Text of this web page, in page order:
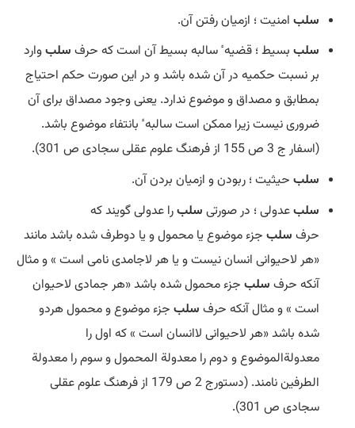
سلب امنیت ؛ ازمیان رفتن آن.
سلب بسیط ؛ قضیه ٔ سالبه بسیط آن است که حرف سلبوارد
بر نسبت حکمیه در آن شده باشد و در این صورت حکم احتیاج
بمطابق و مصداق و موضوع ندارد. یعنی وجود مصداق برای آن
ضروری نیست زیرا ممکن است سالبه ٔ بانتفاء موضوع باشد.
(اسفار ج 3 ص 155 از فرهنگ علوم عقلی سجادی ص 301).
سلب حیثیت ؛ ربودن و ازمیان بردن آن.
سلبعدولی ؛ در صورتی سلبرا عدولی گویند که
حرف سلب جزء موضوع یا محمول و یا دوطرف شده باشد مانند
«هر لاحیوانی انسان نیست و یا هر لاجامدی نامی است » و مثال
آنکه حرف سلب جزء محمول شده باشد «هر جمادی لاحیوان
است » و مثال آنکه حرف سلب جزء موضوع و محمول هردو
شده باشد «هر لاحیوانی لاانسان است » که اول را
معدولةالموضوع و دوم را معدولة المحمول و سوم را معدولة
الطرفین نامند. (دستورج 2 ص 179 از فرهنگ علوم عقلی
سجادی ص 301).